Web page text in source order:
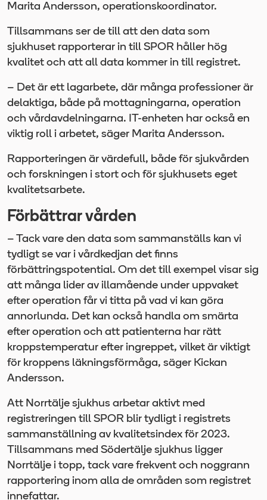
Marita Andersson, operationskoordinator.
Tillsammans ser de till att den data som
sjukhuset rapporterar in till SPOR håller hög
kvalitet och att all data kommer in till registret.
– Det är ett lagarbete, där många professioner är
delaktiga, både på mottagningarna, operation
och vårdavdelningarna. IT-enheten har också en
viktig roll i arbetet, säger Marita Andersson.
Rapporteringen är värdefull, både för sjukvården
och forskningen i stort och för sjukhusets eget
kvalitetsarbete.
Förbättrar vården
– Tack vare den data som sammanställs kan vi
tydligt se var i vårdkedjan det finns
förbättringspotential. Om det till exempel visar sig
att många lider av illamående under uppvaket
efter operation får vi titta på vad vi kan göra
annorlunda. Det kan också handla om smärta
efter operation och att patienterna har rätt
kroppstemperatur efter ingreppet, vilket är viktigt
för kroppens läkningsförmåga, säger Kickan
Andersson.
Att Norrtälje sjukhus arbetar aktivt med
registreringen till SPOR blir tydligt i registrets
sammanställning av kvalitetsindex för 2023.
Tillsammans med Södertälje sjukhus ligger
Norrtälje i topp, tack vare frekvent och noggrann
rapportering inom alla de områden som registret
innefattar.